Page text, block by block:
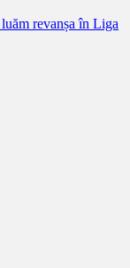
revanșa în Liga